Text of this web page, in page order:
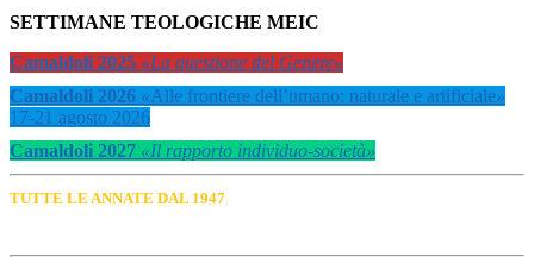
SETTIMANE TEOLOGICHE MEIC
Camaldoli 2025 «La questione del Genere»
Camaldoli 2026 «Alle frontiere dell’umano: naturale e artificiale»
17-21 agosto 2026
Camaldoli 2027 «Il rapporto individuo-società»
TUTTE LE ANNATE DAL 1947